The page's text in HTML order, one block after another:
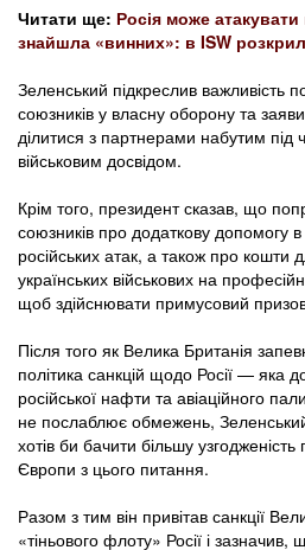
Читати ще: Росія може атакувати
знайшла «винних»: в ISW
Зеленський підкреслив важливість
союзників у власну оборону та
ділитися з партнерами набутим під
військовим досвідом.
Крім того, президент сказав, що
союзників про додаткову допомогу в
російських атак, а також про кошти
українських військових на
щоб здійснювати примусовий
Після того як Велика Британія
політика санкцій щодо Росії — яка
російської нафти та авіаційного
не послаблює обмежень,
хотів би бачити більшу узгодженість
Європи з цього питання.
Разом з тим він привітав санкції
«тіньового флоту» Росії і зазначив,